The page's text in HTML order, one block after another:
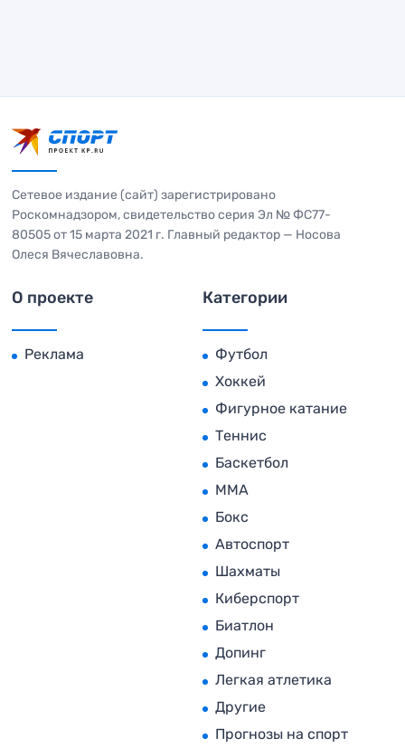
Сетевое издание (сайт) зарегистрировано
Роскомнадзором, свидетельство серия Эл № ФС77-
80505 от 15 марта 2021 г. Главный редактор — Носова
Олеся Вячеславовна.
О проекте
Реклама
Категории
Футбол
Хоккей
Фигурное катание
Теннис
Баскетбол
MMA
Бокс
Автоспорт
Шахматы
Киберспорт
Биатлон
Допинг
Легкая атлетика
Другие
Прогнозы на спорт